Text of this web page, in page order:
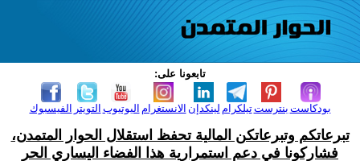
تابعونا على:
الفيسبوك التويتر اليوتيوب الانستغرام لينكدإن تيلكرامبنترست بودكاست
تبرعاتكم وتبرعاتكن المالية تحفظ استقلال الحوار المتمدن،
فشاركونا في دعم استمرارية هذا الفضاء اليساري الحر